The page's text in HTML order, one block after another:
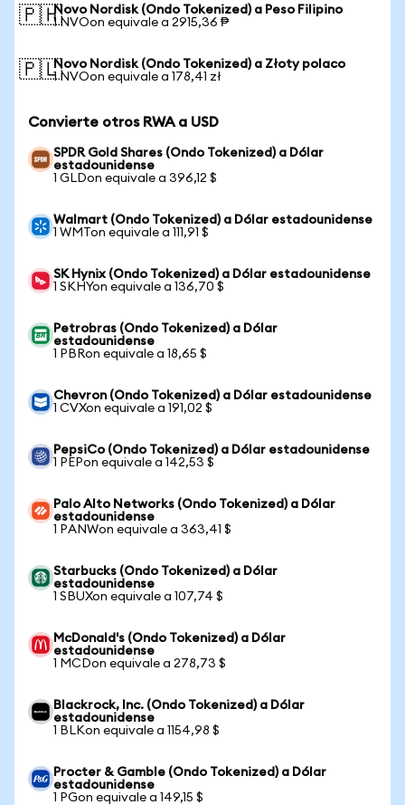
🇵🇭Novo Nordisk (Ondo Tokenized) a Peso Filipino
1 NVOon equivale a 2915,36 ₱
🇵🇱Novo Nordisk (Ondo Tokenized) a Złoty polaco
1 NVOon equivale a 178,41 zł
Convierte otros RWA a USD
SPDR Gold Shares (Ondo Tokenized) a Dólar
estadounidense
1 GLDon equivale a 396,12 $
Walmart (Ondo Tokenized) a Dólar estadounidense
1 WMTon equivale a 111,91 $
SK Hynix (Ondo Tokenized) a Dólar estadounidense
1 SKHYon equivale a 136,70 $
Petrobras (Ondo Tokenized) a Dólar
estadounidense
1 PBRon equivale a 18,65 $
Chevron (Ondo Tokenized) a Dólar estadounidense
1 CVXon equivale a 191,02 $
PepsiCo (Ondo Tokenized) a Dólar estadounidense
1 PEPon equivale a 142,53 $
Palo Alto Networks (Ondo Tokenized) a Dólar
estadounidense
1 PANWon equivale a 363,41 $
Starbucks (Ondo Tokenized) a Dólar
estadounidense
1 SBUXon equivale a 107,74 $
McDonald's (Ondo Tokenized) a Dólar
estadounidense
1 MCDon equivale a 278,73 $
Blackrock, Inc. (Ondo Tokenized) a Dólar
estadounidense
1 BLKon equivale a 1154,98 $
Procter & Gamble (Ondo Tokenized) a Dólar
estadounidense
1 PGon equivale a 149,15 $